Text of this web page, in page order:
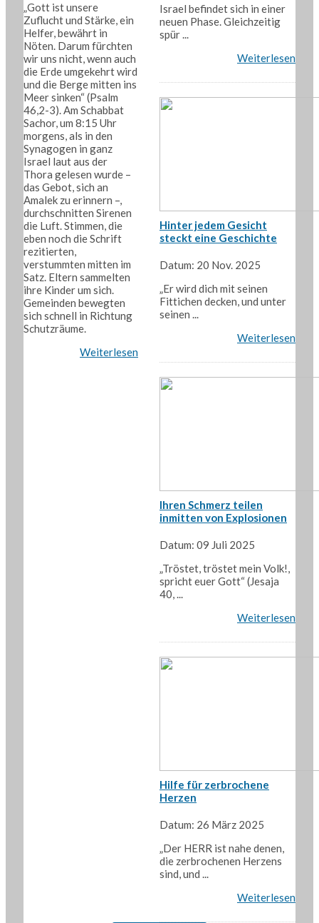
„Gott ist unsere
Zuflucht und Stärke, ein
Helfer, bewährt in
Nöten. Darum fürchten
wir uns nicht, wenn auch
die Erde umgekehrt wird
und die Berge mitten ins
Meer sinken“ (Psalm
46,2-3). Am Schabbat
Sachor, um 8:15 Uhr
morgens, als in den
Synagogen in ganz
Israel laut aus der
Thora gelesen wurde –
das Gebot, sich an
Amalek zu erinnern –,
durchschnitten Sirenen
die Luft. Stimmen, die
eben noch die Schrift
rezitierten,
verstummten mitten im
Satz. Eltern sammelten
ihre Kinder um sich.
Gemeinden bewegten
sich schnell in Richtung
Schutzräume.
Weiterlesen
Israel befindet sich in einer
neuen Phase. Gleichzeitig
spür ...
Weiterlesen
Hinter jedem Gesicht
steckt eine Geschichte
Datum: 20 Nov. 2025
„Er wird dich mit seinen
Fittichen decken, und unter
seinen ...
Weiterlesen
Ihren Schmerz teilen
inmitten von Explosionen
Datum: 09 Juli 2025
„Tröstet, tröstet mein Volk!,
spricht euer Gott“ (Jesaja
40, ...
Weiterlesen
Hilfe für zerbrochene
Herzen
Datum: 26 März 2025
„Der HERR ist nahe denen,
die zerbrochenen Herzens
sind, und ...
Weiterlesen